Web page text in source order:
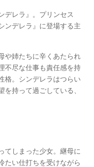
デレラ』。プリンセス
ンデレラ』に登場する主
や姉たちに辛くあたられ
不尽な仕事も責任感を持
格。シンデレラはつらい
持って過ごしている、
てしまった少女。継母に
たい仕打ちを受けながら